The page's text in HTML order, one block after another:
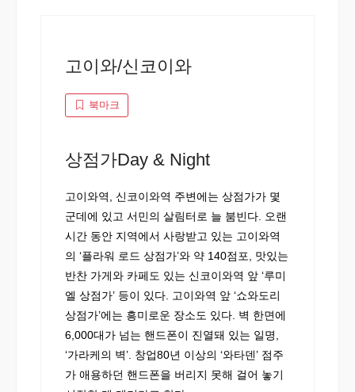
고이와/신코이와
북마크
상점가Day & Night
고이와역, 신코이와역 주변에는 상점가가 몇
군데에 있고 서민의 살림터로 늘 붐빈다. 오랜
시간 동안 지역에서 사랑받고 있는 고이와역
의 ‘플라워 로드 상점가’와 약 140점포, 맛있는
반찬 가게와 카페도 있는 신코이와역 앞 ‘루미
엘 상점가’ 등이 있다. 고이와역 앞 ‘쇼와도리
상점가’에는 흥미로운 장소도 있다. 벽 한면에
6,000대가 넘는 핸드폰이 진열돼 있는 일명,
‘가라케의 벽’. 창업80년 이상의 ‘와타덴’ 점주
가 애용하던 핸드폰을 버리지 못해 걸어 놓기